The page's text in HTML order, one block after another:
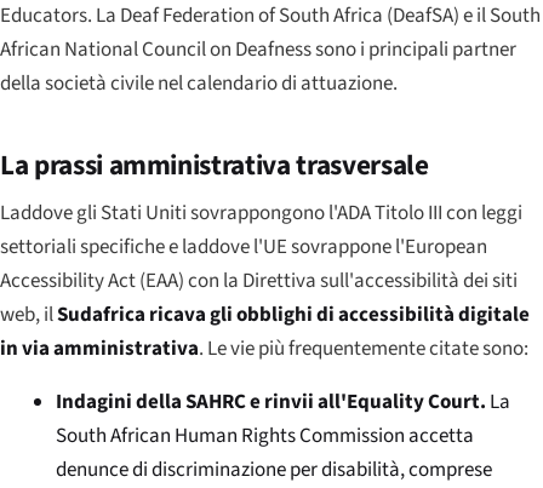
Educators. La Deaf Federation of South Africa (DeafSA) e ilSouth
African National Council on Deafnesssono i principali partner
della società civile nel calendario di attuazione.
La prassi amministrativa trasversale
Laddove gli Stati Uniti sovrappongono l'ADA Titolo III con leggi
settoriali specifiche e laddove l'UE sovrappone l'European
Accessibility Act(EAA) con la Direttiva sull'accessibilità dei siti
web, ilSudafrica ricava gli obblighi di accessibilità digitale
in via amministrativa. Le vie più frequentemente citate sono:
Indagini della SAHRC e rinvii all'Equality Court. La
South African Human Rights Commission accetta
denunce di discriminazione per disabilità, comprese